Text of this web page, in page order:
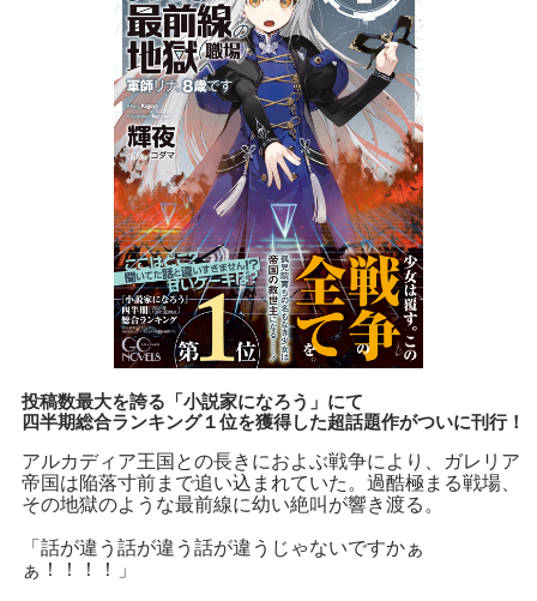
投稿数最大を誇る「小説家になろう」にて
四半期総合ランキング１位を獲得した超話題作がついに刊行！
アルカディア王国との長きにおよぶ戦争により、ガレリア
帝国は陥落寸前まで追い込まれていた。過酷極まる戦場、
その地獄のような最前線に幼い絶叫が響き渡る。
「話が違う話が違う話が違うじゃないですかぁ
ぁ！！！！」